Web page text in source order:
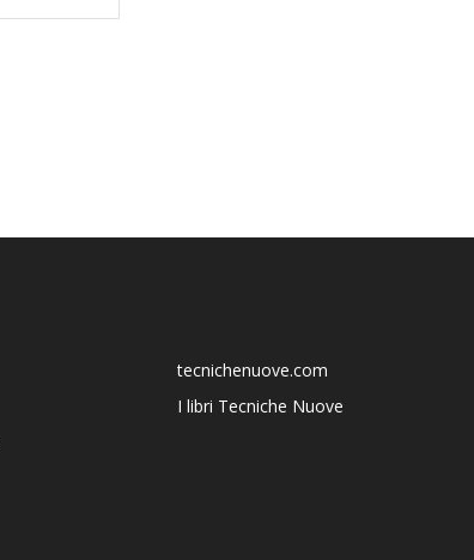
tecnichenuove.com
I libri Tecniche Nuove